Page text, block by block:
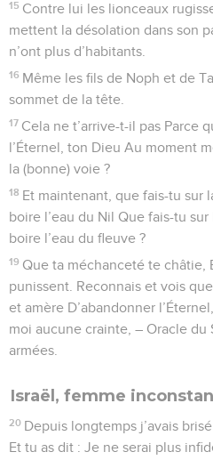
15 Contre lui les lionceaux
mettent la désolation dans son
n’ont plus d’habitants.
16 Même les fils de Noph et de
sommet de la tête.
17 Cela ne t’arrive-t-il pas Parce
l’Éternel, ton Dieu Au moment
la (bonne) voie ?
18 Et maintenant, que fais-tu sur
boire l’eau du Nil Que fais-tu
boire l’eau du fleuve ?
19 Que ta méchanceté te châtie,
punissent. Reconnais et vois
et amère D’abandonner
moi aucune crainte, – Oracle du
armées.
Israël, femme
20 Depuis longtemps j’avais
Et tu as dit : Je ne serai plus